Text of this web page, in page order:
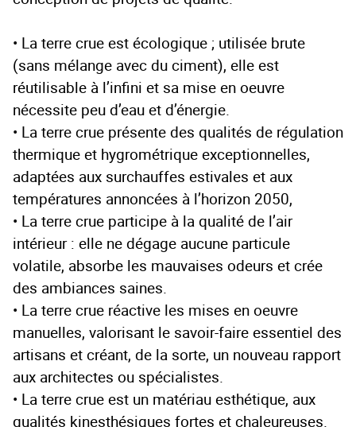
• La terre crue est écologique ; utilisée brute
(sans mélange avec du ciment), elle est
réutilisable à l’infini et sa mise en oeuvre
nécessite peu d’eau et d’énergie.
• La terre crue présente des qualités de régulation
thermique et hygrométrique exceptionnelles,
adaptées aux surchauffes estivales et aux
températures annoncées à l’horizon 2050,
• La terre crue participe à la qualité de l’air
intérieur : elle ne dégage aucune particule
volatile, absorbe les mauvaises odeurs et crée
des ambiances saines.
• La terre crue réactive les mises en oeuvre
manuelles, valorisant le savoir-faire essentiel des
artisans et créant, de la sorte, un nouveau rapport
aux architectes ou spécialistes.
• La terre crue est un matériau esthétique, aux
qualités kinesthésiques fortes et chaleureuses.